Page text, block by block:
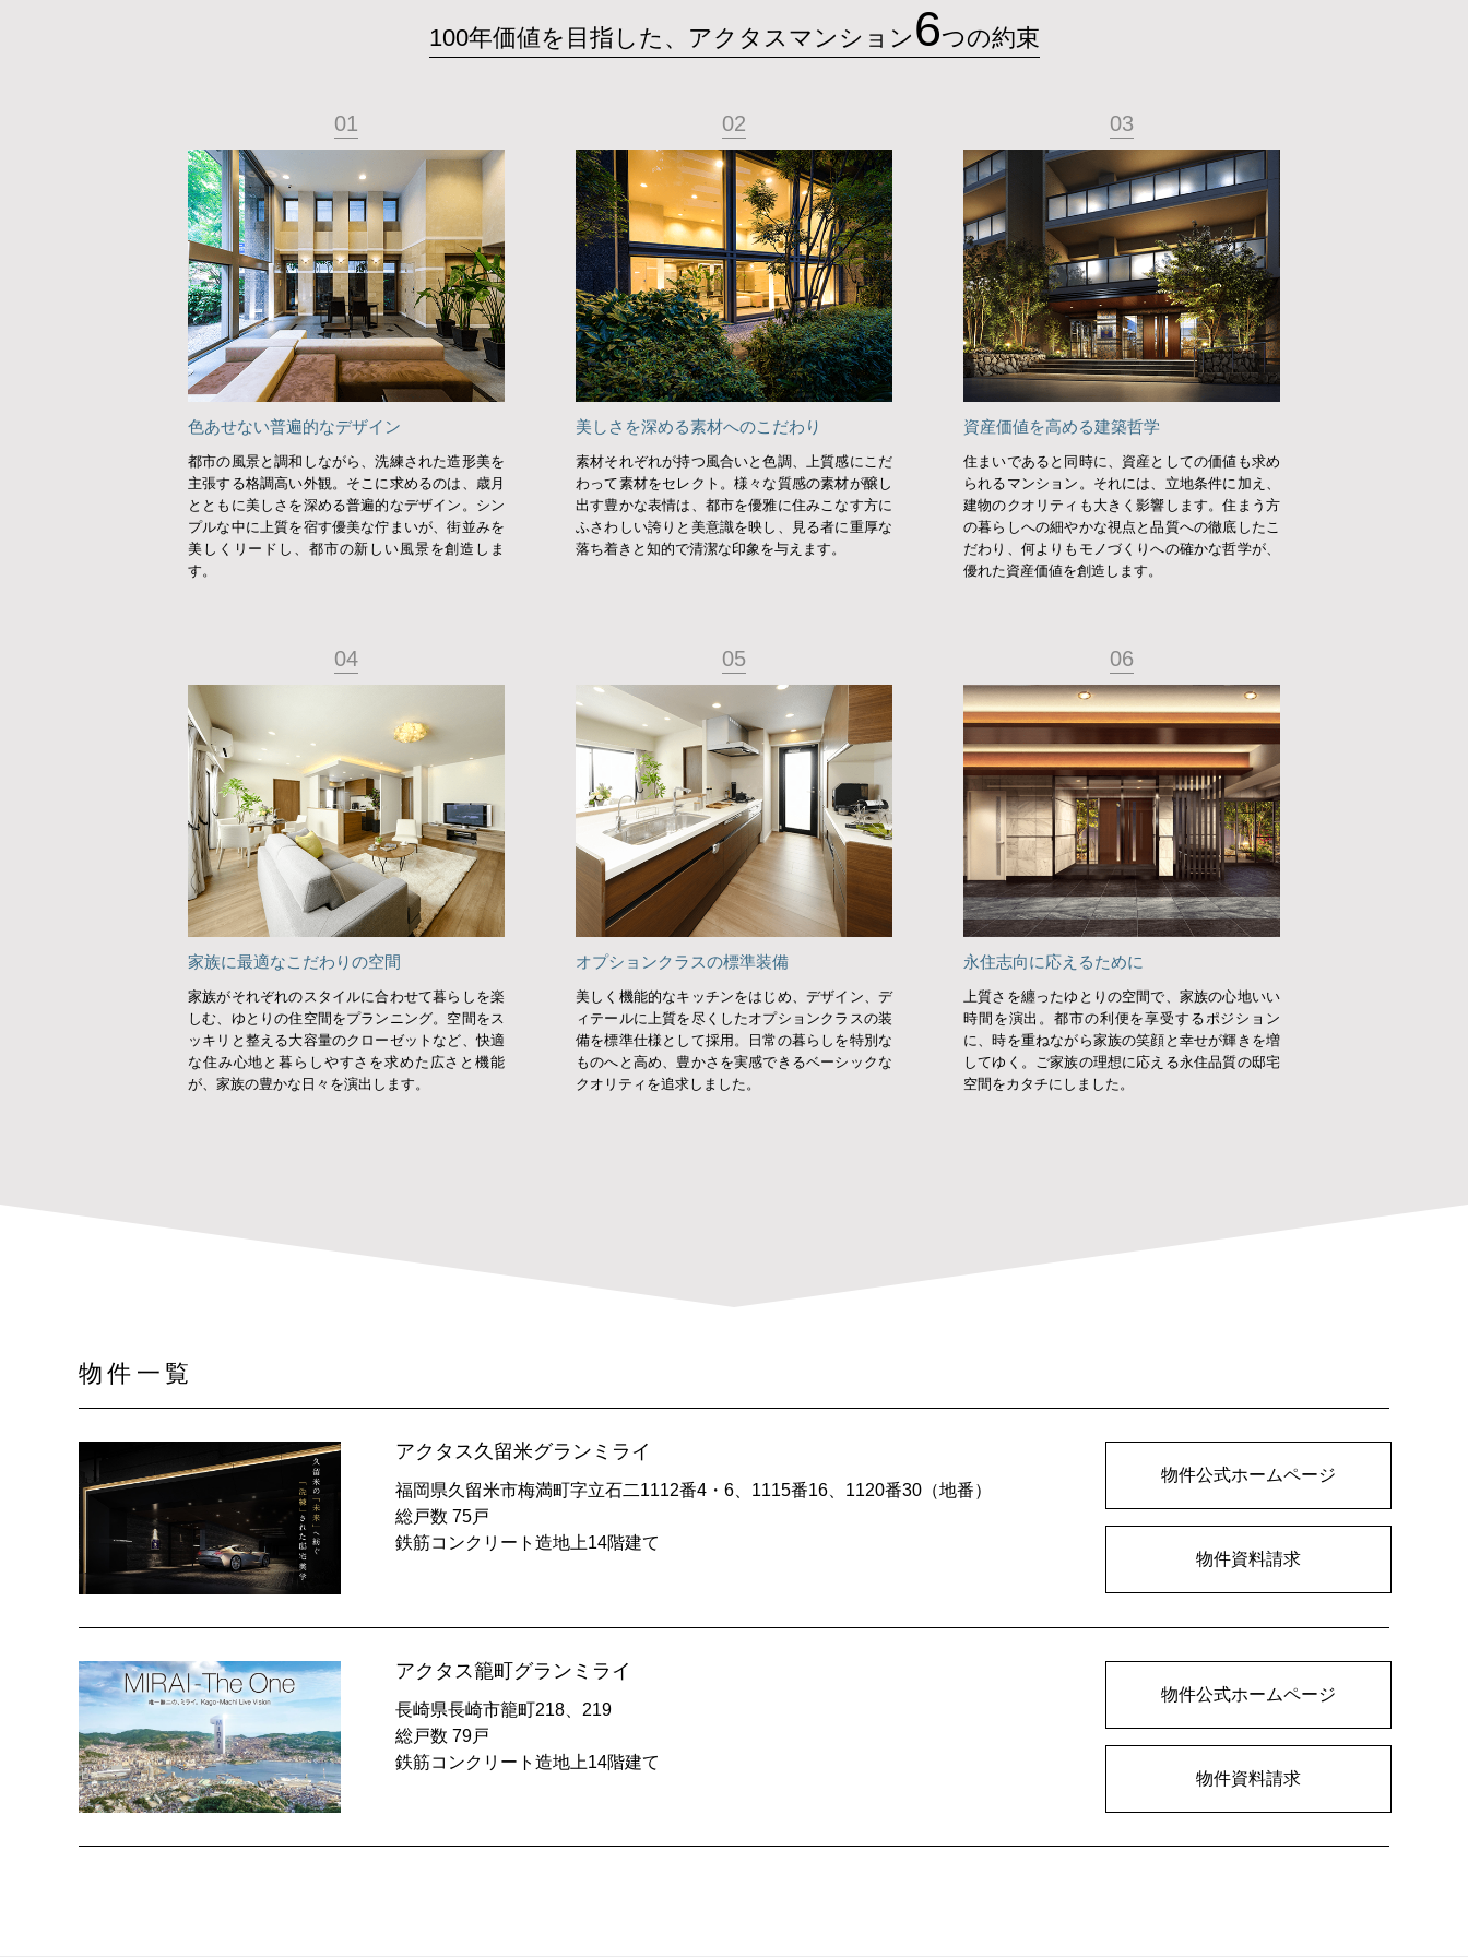
100年価値を目指した、 アクタスマンション 6つの約束
01
色あせない普遍的なデザイン
都市の風景と調和しながら、洗練された造形美を
主張する格調高い外観。そこに求めるのは、歳月
とともに美しさを深める普遍的なデザイン。シン
プルな中に上質を宿す優美な佇まいが、街並みを
美しくリードし、都市の新しい風景を創造しま
す。
02
美しさを深める素材へのこだわり
素材それぞれが持つ風合いと色調、上質感にこだ
わって素材をセレクト。様々な質感の素材が醸し
出す豊かな表情は、都市を優雅に住みこなす方に
ふさわしい誇りと美意識を映し、見る者に重厚な
落ち着きと知的で清潔な印象を与えます。
03
資産価値を高める建築哲学
住まいであると同時に、資産としての価値も求め
られるマンション。それには、立地条件に加え、
建物のクオリティも大きく影響します。住まう方
の暮らしへの細やかな視点と品質への徹底したこ
だわり、何よりもモノづくりへの確かな哲学が、
優れた資産価値を創造します。
04
家族に最適なこだわりの空間
家族がそれぞれのスタイルに合わせて暮らしを楽
しむ、ゆとりの住空間をプランニング。空間をス
ッキリと整える大容量のクローゼットなど、快適
な住み心地と暮らしやすさを求めた広さと機能
が、家族の豊かな日々を演出します。
05
オプションクラスの標準装備
美しく機能的なキッチンをはじめ、デザイン、デ
ィテールに上質を尽くしたオプションクラスの装
備を標準仕様として採用。日常の暮らしを特別な
ものへと高め、豊かさを実感できるベーシックな
クオリティを追求しました。
06
永住志向に応えるために
上質さを纏ったゆとりの空間で、家族の心地いい
時間を演出。都市の利便を享受するポジション
に、時を重ねながら家族の笑顔と幸せが輝きを増
してゆく。ご家族の理想に応える永住品質の邸宅
空間をカタチにしました。
物件一覧
アクタス久留米グランミライ
福岡県久留米市梅満町字立石二1112番4・6、1115番16、1120番30（地番）
総戸数 75戸
鉄筋コンクリート造地上14階建て
物件公式ホームページ
物件資料請求
アクタス籠町グランミライ
長崎県長崎市籠町218、219
総戸数 79戸
鉄筋コンクリート造地上14階建て
物件公式ホームページ
物件資料請求